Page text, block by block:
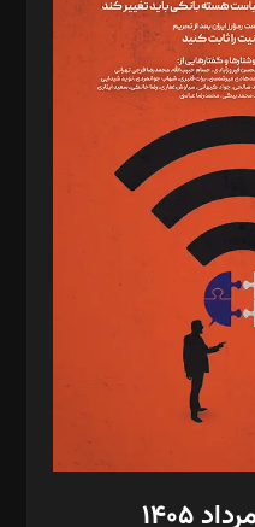
امان‌پور، سروش کرمیان،
فکرانه، فائزه فتحی
لطفی زاده